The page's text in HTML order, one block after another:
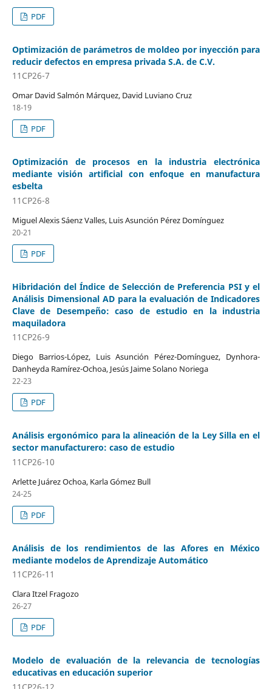
PDF
Optimización de parámetros de moldeo por inyección para
reducir defectos en empresa privada S.A. de C.V.
11CP26-7
Omar David Salmón Márquez, David Luviano Cruz
18-19
PDF
Optimización de procesos en la industria electrónica
mediante visión artificial con enfoque en manufactura
esbelta
11CP26-8
Miguel Alexis Sáenz Valles, Luis Asunción Pérez Domínguez
20-21
PDF
Hibridación del Índice de Selección de Preferencia PSI y el
Análisis Dimensional AD para la evaluación de Indicadores
Clave de Desempeño: caso de estudio en la industria
maquiladora
11CP26-9
Diego Barrios-López, Luis Asunción Pérez-Domínguez, Dynhora-
Danheyda Ramírez-Ochoa, Jesús Jaime Solano Noriega
22-23
PDF
Análisis ergonómico para la alineación de la Ley Silla en el
sector manufacturero: caso de estudio
11CP26-10
Arlette Juárez Ochoa, Karla Gómez Bull
24-25
PDF
Análisis de los rendimientos de las Afores en México
mediante modelos de Aprendizaje Automático
11CP26-11
Clara Itzel Fragozo
26-27
PDF
Modelo de evaluación de la relevancia de tecnologías
educativas en educación superior
11CP26-12